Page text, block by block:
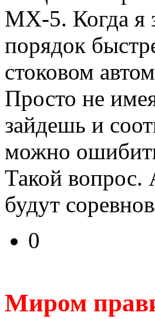
MX-5. Когда я
порядок
стоковом
Просто не
зайдешь и
можно
Такой вопрос.
будут
0
Миром